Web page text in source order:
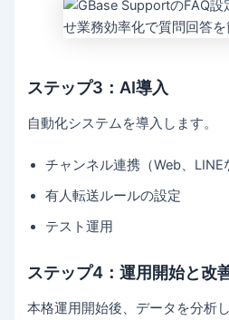
ステップ3：AI導入
自動化システムを導入します。
チャンネル連携（Web、LINE
有人転送ルールの設定
テスト運用
ステップ4：運用開始と改
本格運用開始後、データを分析